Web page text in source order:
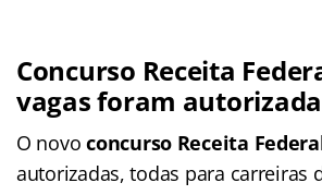
Concurso Receita
vagas foram
O novoconcurso Receita
autorizadas, todas para carreiras